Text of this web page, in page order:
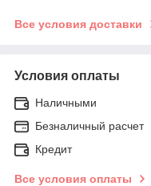
Все условия доставки
Условия оплаты
Наличными
Безналичный расчет
Кредит
Все условия оплаты